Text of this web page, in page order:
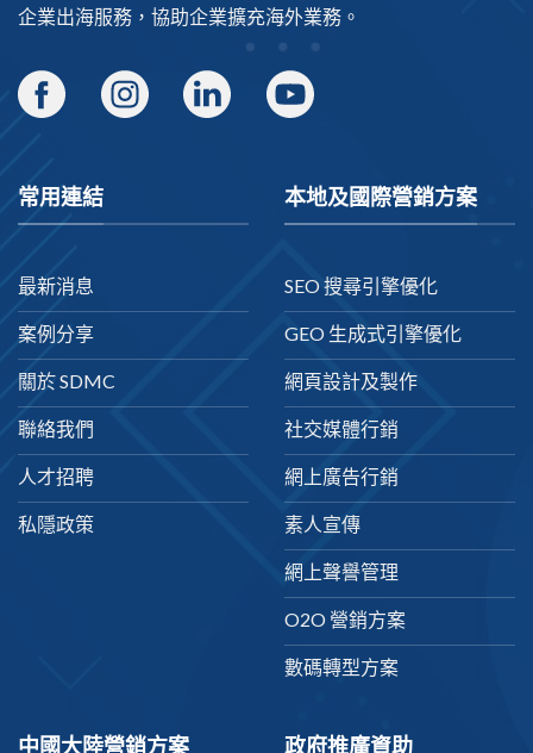
企業出海服務，協助企業擴充海外業務。
常用連結
最新消息
案例分享
關於 SDMC
聯絡我們
人才招聘
私隱政策
本地及國際營銷方案
SEO 搜尋引擎優化
GEO 生成式引擎優化
網頁設計及製作
社交媒體行銷
網上廣告行銷
素人宣傳
網上聲譽管理
O2O 營銷方案
數碼轉型方案
中國大陸營銷方案 政府推廣資助